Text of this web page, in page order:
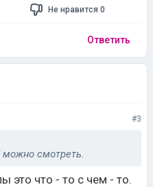
Не нравится 0
Ответить
#3
смотреть.
это что - то с чем - то.